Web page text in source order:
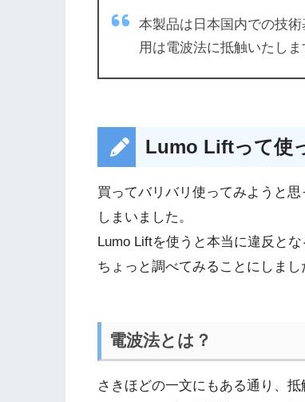
本製品は日本国内での技
用は電波法に抵触いたしま
Lumo Liftって使
買ってバリバリ使ってみようと
しまいました。
Lumo Liftを使うと本当に違反とな
ちょっと調べてみることにしまし
電波法とは？
さきほどの一文にもある通り、